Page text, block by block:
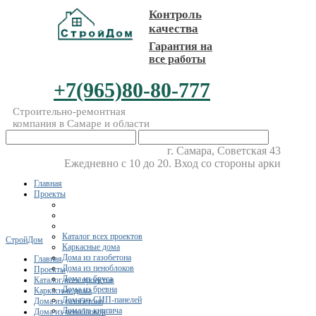
Контроль
качества
Гарантия на
все работы
+7(965)80-80-777
Строительно-ремонтная
компания в Самаре и области
г. Самара, Советская 43
Ежедневно с 10 до 20. Вход со стороны арки
Главная
Проекты
Каталог всех проектов
Каркасные дома
Дома из газобетона
Дома из пеноблоков
Дома из бруса
Дома из бревна
Дома из СИП-панелей
Дома из кирпича
СтройДом
Главная
Проекты
Каталог всех проектов
Каркасные дома
Дома из газобетона
Дома из пеноблоков